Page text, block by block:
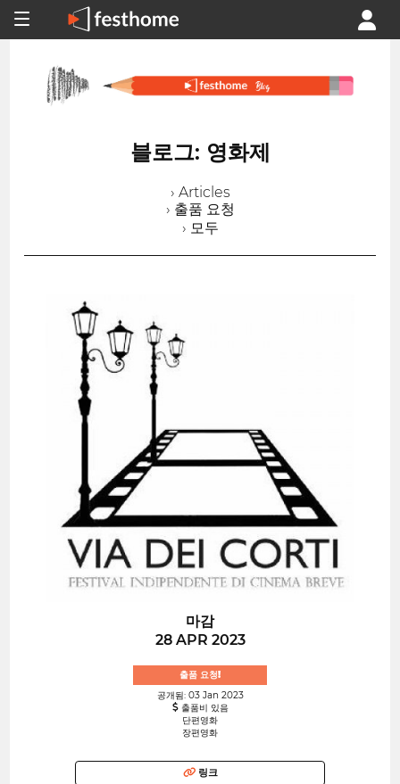
블로그: 영화제
› Articles
› 출품 요청
› 모두
마감
28 APR 2023
출품 요청!
공개됨: 03 Jan 2023
출품비 있음
단편영화
장편영화
링크